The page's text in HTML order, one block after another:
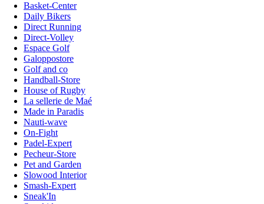
Basket-Center
Daily Bikers
Direct Running
Direct-Volley
Espace Golf
Galoppostore
Golf and co
Handball-Store
House of Rugby
La sellerie de Maé
Made in Paradis
Nauti-wave
On-Fight
Padel-Expert
Pecheur-Store
Pet and Garden
Slowood Interior
Smash-Expert
Sneak'In